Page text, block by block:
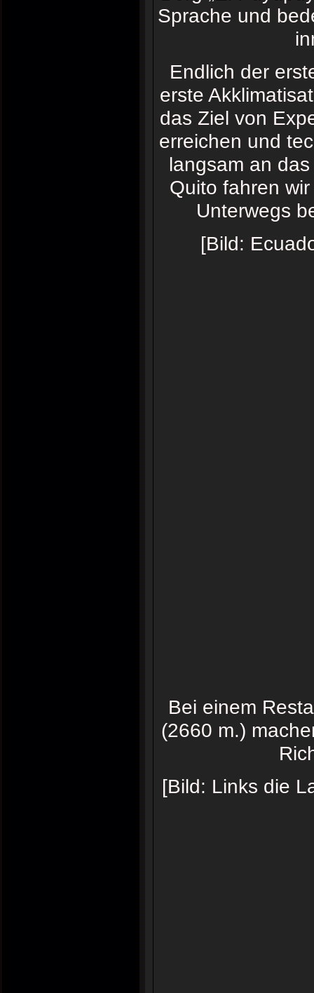
Sprache und
Endlich der
erste
das Ziel von
erreichen und
langsam an
Quito fahren
Unterwegs
[Bild:
Bei einem
(2660 m.)
[Bild: Links die